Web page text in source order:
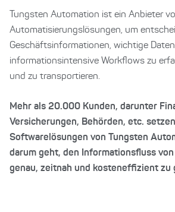
Tungsten Automation ist ein Anbieter
Automatisierungslösungen, um
Geschäftsinformationen, wichtige
informationsintensive Workflows zu
und zu transportieren.
Mehr als 20.000 Kunden, darunter
Versicherungen, Behörden, etc.
Softwarelösungen von Tungsten
darum geht, den Informationsfluss
genau, zeitnah und kosteneffizient zu